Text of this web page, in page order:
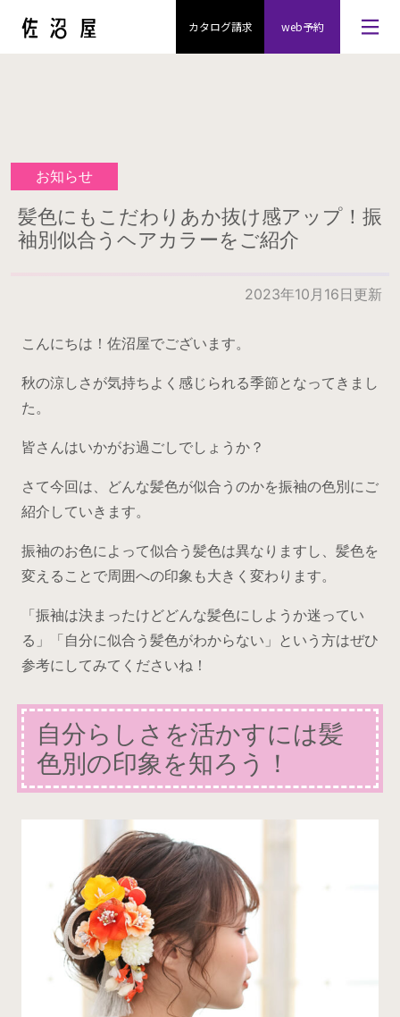
カタログ請求 web予約
お知らせ
髪色にもこだわりあか抜け感アップ！振
袖別似合うヘアカラーをご紹介
2023年10月16日更新
こんにちは！佐沼屋でございます。
秋の涼しさが気持ちよく感じられる季節となってきまし
た。
皆さんはいかがお過ごしでしょうか？
さて今回は、どんな髪色が似合うのかを振袖の色別にご
紹介していきます。
振袖のお色によって似合う髪色は異なりますし、髪色を
変えることで周囲への印象も大きく変わります。
「振袖は決まったけどどんな髪色にしようか迷ってい
る」「自分に似合う髪色がわからない」という方はぜひ
参考にしてみてくださいね！
自分らしさを活かすには髪
色別の印象を知ろう！